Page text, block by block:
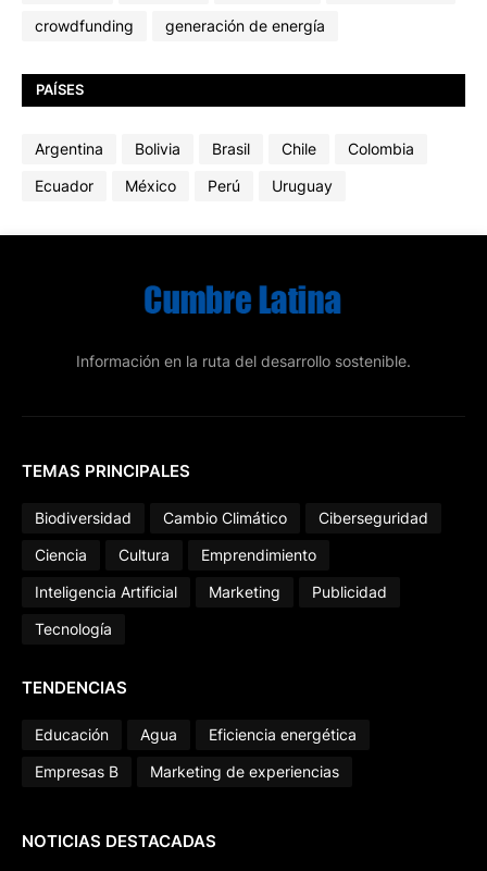
crowdfunding
generación de energía
PAÍSES
Argentina Bolivia Brasil Chile
Colombia
Ecuador
México Perú Uruguay
Información en la ruta del desarrollo sostenible.
TEMAS PRINCIPALES
Biodiversidad Cambio Climático
Ciberseguridad
Ciencia
Cultura
Emprendimiento
Inteligencia Artificial
Marketing
Publicidad
Tecnología
TENDENCIAS
Educación Agua
Eficiencia energética
Empresas B
Marketing de experiencias
NOTICIAS DESTACADAS